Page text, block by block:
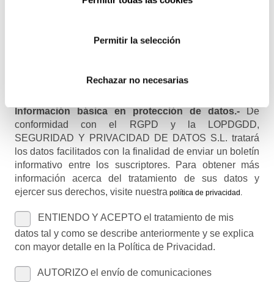
Permitir la selección
Rechazar no necesarias
Información básica en protección de datos.-De
conformidad con el RGPD y la LOPDGDD,
SEGURIDAD Y PRIVACIDAD DE DATOS S.L. tratará
los datos facilitados con la finalidad de enviar un boletín
informativo entre los suscriptores. Para obtener más
información acerca del tratamiento de sus datos y
ejercer sus derechos, visite nuestra política de privacidad
ENTIENDO Y ACEPTO el tratamiento de mis
datos tal y como se describe anteriormente y se explica
con mayor detalle en la Política de Privacidad.
AUTORIZO el envío de comunicaciones